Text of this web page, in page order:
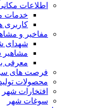
اطلاعات
خدمات
کاربری
مفاخیر و
شهدای
مشاهیر
معرفی
فرصت های
محصولات
افتخارات شهر
سوغات شهر